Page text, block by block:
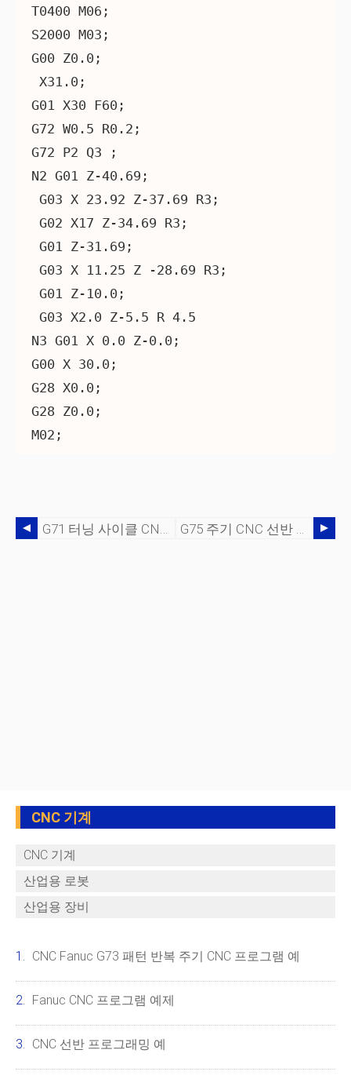
T0400 M06;
S2000 M03;
G00 Z0.0;
X31.0;
G01 X30 F60;
G72 W0.5 R0.2;
G72 P2 Q3 ;
N2 G01 Z-40.69;
G03 X 23.92 Z-37.69 R3;
G02 X17 Z-34.69 R3;
G01 Z-31.69;
G03 X 11.25 Z -28.69 R3;
G01 Z-10.0;
G03 X2.0 Z-5.5 R 4.5
N3 G01 X 0.0 Z-0.0;
G00 X 30.0;
G28 X0.0;
G28 Z0.0;
M02;
CNC 기계
CNC 기계
산업용 로봇
산업용 장비
CNC Fanuc G73 패턴 반복 주기 CNC 프로그램 예
Fanuc CNC 프로그램 예제
CNC 선반 프로그래밍 예